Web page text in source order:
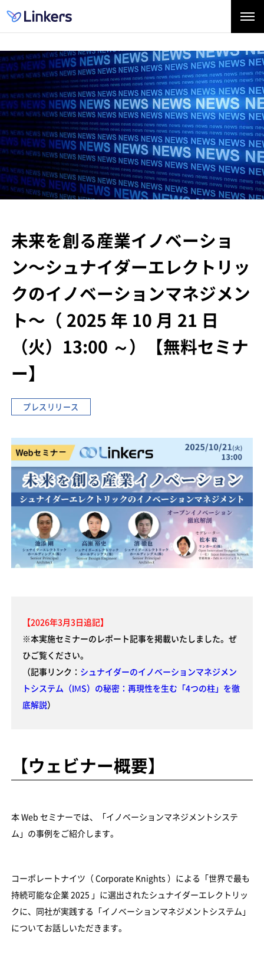
未来を創る産業イノベーショ
ン〜シュナイダーエレクトリッ
クのイノベーションマネジメン
ト〜 （ 2025 年 10 月 21 日
（火）13:00 ～）
【無料セミナ
ー】
プレスリリース
【2026年3月3日追記】
※本実施セミナーのレポート記事を掲載いたしました。ぜ
ひご覧ください。
（記事リンク： シュナイダーのイノベーションマネジメン
トシステム（IMS）の秘密：再現性を生む「4つの柱」を徹
底解説）
【ウェビナー概要】
本 Web セミナーでは、「イノベーションマネジメントシステ
ム」の事例をご紹介します。
コーポレートナイツ（ Corporate Knights ）による「世界で最も
持続可能な企業 2025 」に選出されたシュナイダーエレクトリッ
クに、同社が実践する「イノベーションマネジメントシステム」
についてお話しいただきます。